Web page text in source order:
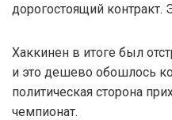
дорогостоящий контракт.
Хаккинен в итоге был
и это дешево обошлось
политическая сторона
чемпионат.